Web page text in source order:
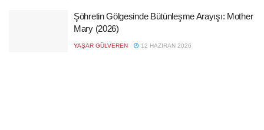
Şöhretin Gölgesinde Bütünleşme Arayışı: Mother
Mary (2026)
YAŞAR GÜLVEREN 12 HAZIRAN 2026